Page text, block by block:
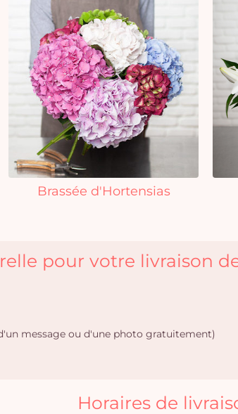
Brassée d'Hortensias
pour votre livraison
message ou d'une photo gratuitement)
Horaires de